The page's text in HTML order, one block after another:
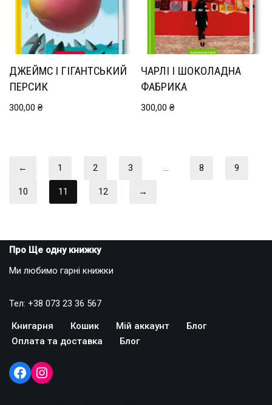
ДЖЕЙМС І ГІГАНТСЬКИЙ
ПЕРСИК
300,00 ₴
ЧАРЛІ І ШОКОЛАДНА
ФАБРИКА
300,00₴
← 1 2 3 … 8 9
10 11 12 →
Про Ще одну книжку
Ми любимо гарні книжки
Тел: +38 073 23 36 567
Книгарня Кошик Мій аккаунт
Блог
Оплата та доставка
Блог